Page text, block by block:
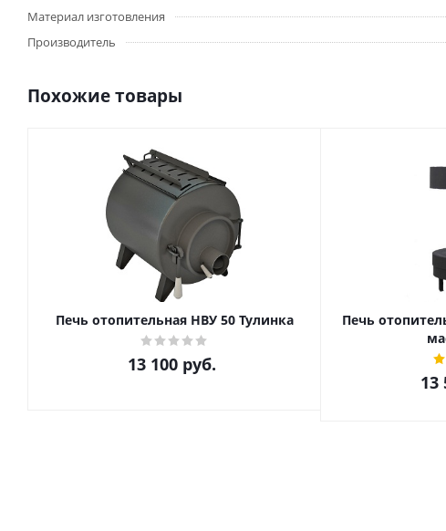
Материал изготовления
Производитель
Похожие товары
Печь отопительная НВУ 50 Тулинка
13 100руб.
Печь
13